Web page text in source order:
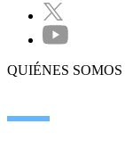
QUIÉNES SOMOS